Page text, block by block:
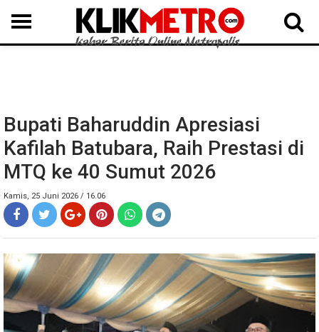
MEDAN LANGKAT DAIRI SAMOSIR TAPUT BATUBARA DELISERDANG
Bupati Baharuddin Apresiasi
Kafilah Batubara, Raih Prestasi di
MTQ ke 40 Sumut 2026
Kamis, 25 Juni 2026 / 16.06